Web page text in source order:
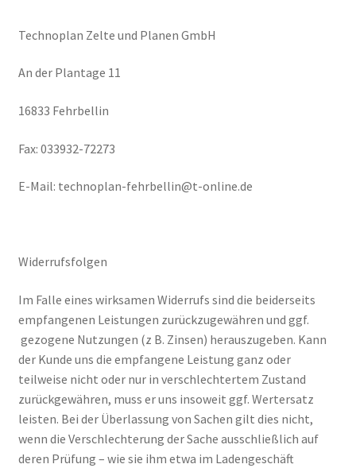
Technoplan Zelte und Planen GmbH
An der Plantage 11
16833 Fehrbellin
Fax: 033932-72273
E-Mail: technoplan-fehrbellin@t-online.de
Widerrufsfolgen
Im Falle eines wirksamen Widerrufs sind die beiderseits
empfangenen Leistungen zurückzugewähren und ggf.
gezogene Nutzungen (z B. Zinsen) herauszugeben. Kann
der Kunde uns die empfangene Leistung ganz oder
teilweise nicht oder nur in verschlechtertem Zustand
zurückgewähren, muss er uns insoweit ggf. Wertersatz
leisten. Bei der Überlassung von Sachen gilt dies nicht,
wenn die Verschlechterung der Sache ausschließlich auf
deren Prüfung – wie sie ihm etwa im Ladengeschäft